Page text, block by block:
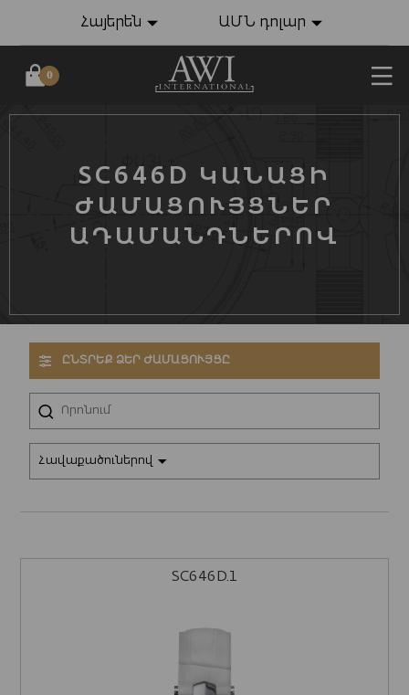
Հայերեն ԱՄՆ դոլար
0
SC646D ԿԱՆԱՑԻ
ԺԱՄԱՑՈՒՅՑՆԵՐ
ԱԴԱՄԱՆԴՆԵՐՈՎ
ԸՆՏՐԵՔ ՁԵՐ ԺԱՄԱՑՈՒՅՑԸ
Հավաքածուներով
SC646D.1